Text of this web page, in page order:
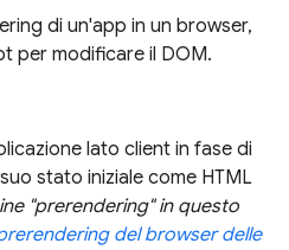
di un'app in un browser,
per modificare il DOM.
lato client in fase di
stato iniziale come HTML
"prerendering" in questo
del browser delle